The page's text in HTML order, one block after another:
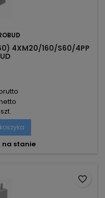
4XM20/160/S60/4PP
na stanie
favorite_border